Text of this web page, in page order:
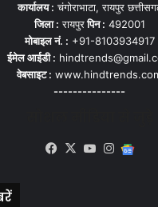
कार्यालय : चंगोराभाटा, रायपुर
जिला : रायपुरपिन : 492001
मोबाइल नं. : +91-8103934917
ईमेल आईडी :
वेबसाइट :
---------------
Facebook
X YouTube